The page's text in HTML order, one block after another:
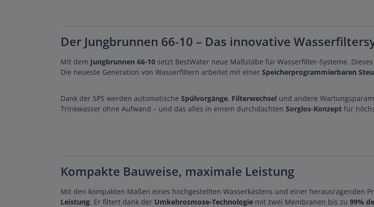
Der Jungbrunnen 66-10 – Das innovative
Mit dem Jungbrunnen 66-10 setzt BestWater neue Maßstäbe für Wasserfilter-Systeme.
Die neueste Generation von Wasserfiltern arbeitet mit einer Speicherprogrammierbaren
Dank der SPS werden automatische Spülvorgänge, Filterwechsel und andere
Trinkwasser ohne Aufwand – und das alles in einem durchdachten Sorglos-Konzept für
Kompakte Bauweise, maximale Leistung
Mit den kompakten Maßen eines hochgestellten Wasserkastens und einer herausragenden
Leistung. Er filtert dank der Umkehrosmose-Technologie mit zwei Membranen bis zu 99%